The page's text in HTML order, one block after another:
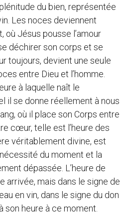
du bien, représentée
Les noces deviennent
où Jésus pousse l’amour
déchirer son corps et se
toujours, devient une seule
entre Dieu et l’homme.
à laquelle naît le
il se donne réellement à nous
où il place son Corps entre
cœur, telle est l’heure des
véritablement divine, est
du moment et la
dépassée. L’heure de
arrivée, mais dans le signe de
en vin, dans le signe du don
son heure à ce moment.